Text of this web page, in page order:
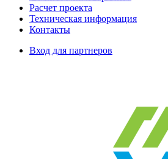
Расчет проекта
Техническая информация
Контакты
Вход для партнеров